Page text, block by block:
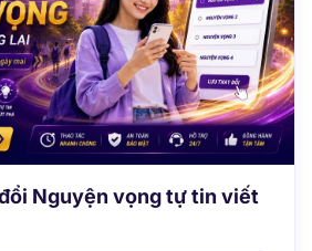
Nguyện vọng tự tin viết
RA
14/08/2026